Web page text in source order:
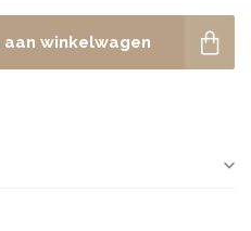
aan winkelwagen